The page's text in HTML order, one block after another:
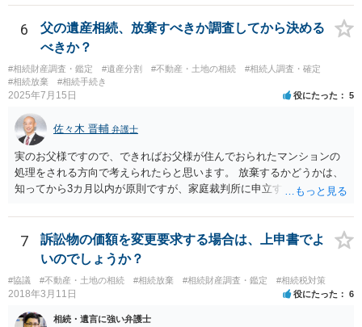
預金の入出金履歴を調べたわけではありません。 残念ながら、事案
や目的も異なりますし、開示の内容も異なります。
6
父の遺産相続、放棄すべきか調査してから決める
べきか？
#相続財産調査・鑑定 #遺産分割 #不動産・土地の相続
#相続人調査・確定
#相続放棄
#相続手続き
2025年7月15日 役にたった 5
佐々木 晋輔 弁護士
実のお父様ですので、できればお父様が住んでおられたマンションの
処理をされる方向で考えられたらと思います。 放棄するかどうかは、
知ってから3カ月以内が原則ですが、家庭裁判所に申立すれば3カ月の
放棄するかどうか決めることができます。 銀行やサラ金が数年も放置
することはありませんので、数年後に借金が発見される可能性はほぼ
ありません。 なお、私が扱った相続放棄を検討していた案件で、期間
伸長して調査したところ、サラ金に対する過払金など相当な財産が見
つかったため相続したという事例がありました。
7
訴訟物の価額を変更要求する場合は、上申書でよ
いのでしょうか？
#協議 #不動産・土地の相続 #相続放棄 #相続財産調査・鑑定 #相続税対策
2018年3月11日 役にたった 6
相続・遺言に強い弁護士